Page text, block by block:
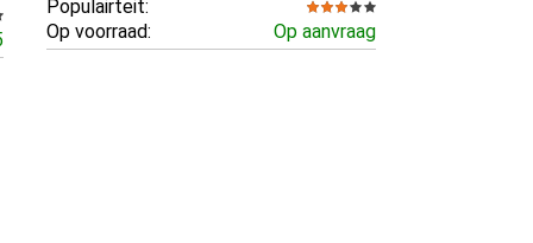
Populairteit:
Op voorraad:
Op aanvraag